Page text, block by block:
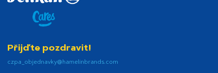
Přijďte pozdravit!
czpa_objednavky@hamelinbrands.com